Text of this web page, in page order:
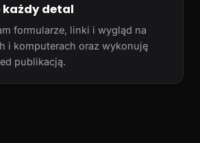
każdy detal
formularze, linki i wygląd na
i komputerach oraz wykonuję
publikacją.